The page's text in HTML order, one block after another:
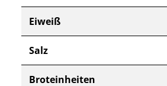
Eiweiß
Salz
Broteinheiten